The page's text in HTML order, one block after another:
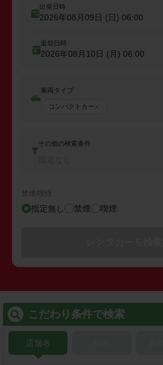
出発日時
2026年08月09日 (日) 06:00
返却日時
2026年08月10日 (月) 06:00
車両タイプ
コンパクトカー
その他の検索条件
禁煙/喫煙
指定無し 禁煙 喫煙
こだわり条件で検索
店舗名